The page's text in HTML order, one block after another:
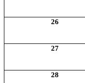
26
27
28